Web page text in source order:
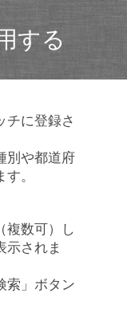
する
チに登録さ
別や都道府
。
複数可）し
示されま
索」ボタン